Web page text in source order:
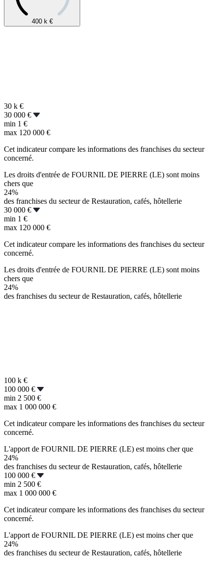
400 k €
30 k €
30 000 €
min 1 €
max 120 000 €
Cet indicateur compare les informations des franchises du secteur
concerné.
Les droits d'entrée de FOURNIL DE PIERRE (LE) sont moins
chers que
24%
des franchises du secteur de Restauration, cafés, hôtellerie
30 000 €
min 1 €
max 120 000 €
Cet indicateur compare les informations des franchises du secteur
concerné.
Les droits d'entrée de FOURNIL DE PIERRE (LE) sont moins
chers que
24%
des franchises du secteur de Restauration, cafés, hôtellerie
100 k €
100 000 €
min 2 500 €
max 1 000 000 €
Cet indicateur compare les informations des franchises du secteur
concerné.
L'apport de FOURNIL DE PIERRE (LE) est moins cher que
24%
des franchises du secteur de Restauration, cafés, hôtellerie
100 000 €
min 2 500 €
max 1 000 000 €
Cet indicateur compare les informations des franchises du secteur
concerné.
L'apport de FOURNIL DE PIERRE (LE) est moins cher que
24%
des franchises du secteur de Restauration, cafés, hôtellerie